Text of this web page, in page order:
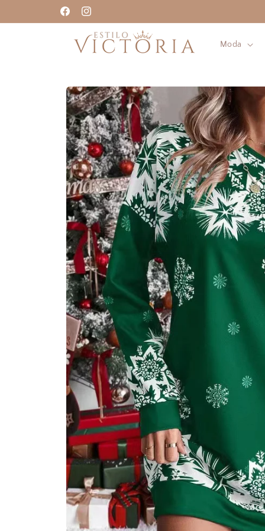
directamente
al contenido
FacebookInstagram
Moda
directamente
a la
información
del producto